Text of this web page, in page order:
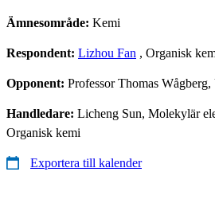
Ämnesområde: Kemi
Respondent: Lizhou Fan , Organisk
Opponent: Professor Thomas
Handledare: Licheng Sun, Molekylär
Organisk kemi
Exportera till kalender